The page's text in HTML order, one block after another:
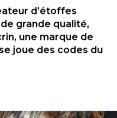
d’étoffes
grande qualité,
une marque de
joue des codes du